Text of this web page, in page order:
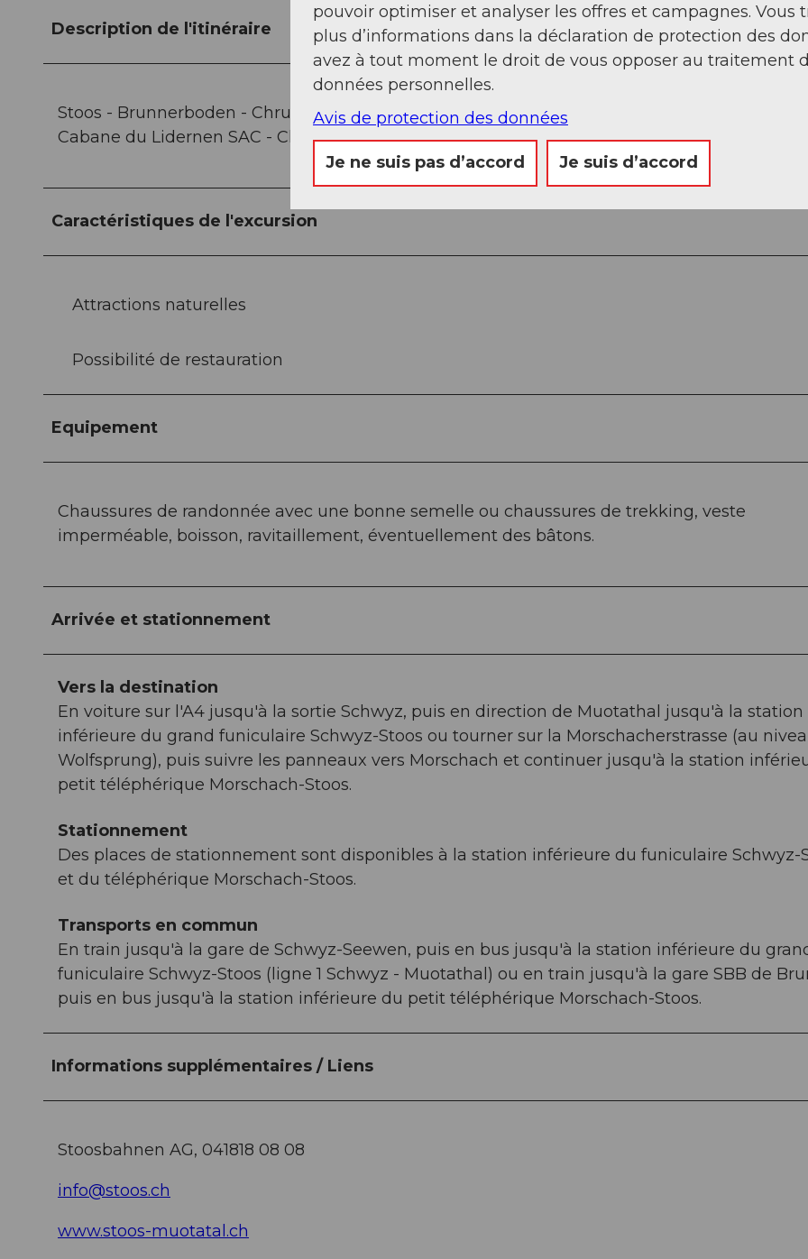
Description de l'itinéraire
Stoos - Brunnerboden - Chruterenwald - Laubgarten - Wannentritt - Uf den Gütschenen -
Cabane du Lidernen SAC - Chäppeliberg - Riemenstalden
Caractéristiques de l'excursion
Attractions naturelles
Possibilité de restauration
Equipement
Chaussures de randonnée avec une bonne semelle ou chaussures de trekking, veste
imperméable, boisson, ravitaillement, éventuellement des bâtons.
Arrivée et stationnement
Vers la destination
En voiture sur l'A4 jusqu'à la sortie Schwyz, puis en direction de Muotathal jusqu'à la station
inférieure du grand funiculaire Schwyz-Stoos ou tourner sur la Morschacherstrasse (au
Wolfsprung), puis suivre les panneaux vers Morschach et continuer jusqu'à la station
petit téléphérique Morschach-Stoos.
Stationnement
Des places de stationnement sont disponibles à la station inférieure du funiculaire Schwyz-
et du téléphérique Morschach-Stoos.
Transports en commun
En train jusqu'à la gare de Schwyz-Seewen, puis en bus jusqu'à la station inférieure du
funiculaire Schwyz-Stoos (ligne 1 Schwyz - Muotathal) ou en train jusqu'à la gare SBB de
puis en bus jusqu'à la station inférieure du petit téléphérique Morschach-Stoos.
Informations supplémentaires / Liens
Stoosbahnen AG, 041818 08 08
info@stoos.ch
www.stoos-muotatal.ch
pouvoir optimiser et analyser les offres et campagnes. Vous
plus d’informations dans la déclaration de protection des
avez à tout moment le droit de vous opposer au traitement
données personnelles.
Avis de protection des données
Je ne suis pas d’accord Je suis d’accord